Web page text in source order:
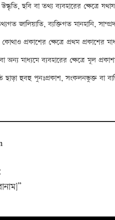
ছবি বা তথ্য ব্যবহারের ক্ষেত্রে
জালিয়াতি, ব্যক্তিগত মানহানি,
প্রকাশের ক্ষেত্রে প্রথম প্রকাশের
মাধ্যমে ব্যবহারের ক্ষেত্রে মূল
ছাড়া হুবহু পুনঃপ্রকাশ, সংকলনভুক্ত বা